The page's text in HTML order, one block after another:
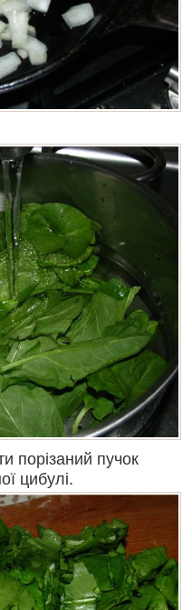
порізаний пучок
цибулі.